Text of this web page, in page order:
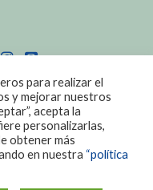
LEGAL
para realizar el
y mejorar nuestros
acepta la
personalizarlas,
obtener más
en nuestra “política